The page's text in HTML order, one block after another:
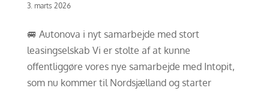
3. marts 2026
🚐 Autonova i nyt samarbejde med stort
leasingselskab Vi er stolte af at kunne
offentliggøre vores nye samarbejde med Intopit,
som nu kommer til Nordsjælland og starter